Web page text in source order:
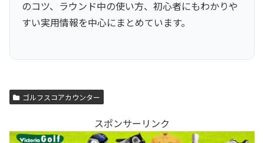
のコツ、ラウンド中の使い方、初心者にもわかりや
すい実用情報を中心にまとめています。
ゴルフスコアカウンター
スポンサーリンク